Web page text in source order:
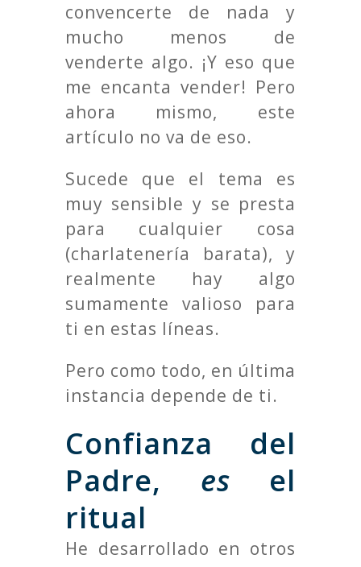
convencerte de nada y
mucho menos de
venderte algo. ¡Y eso que
me encanta vender! Pero
ahora mismo, este
artículo no va de eso.
Sucede que el tema es
muy sensible y se presta
para cualquier cosa
(charlatenería barata), y
realmente hay algo
sumamente valioso para
ti en estas líneas.
Pero como todo, en última
instancia depende de ti.
Confianza del
Padre, es el
ritual
He desarrollado en otros